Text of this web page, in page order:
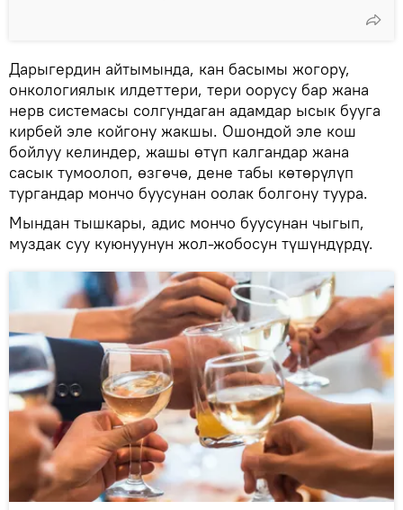
Дарыгердин айтымында, кан басымы жогору,
онкологиялык илдеттери, тери оорусу бар жана
нерв системасы солгундаган адамдар ысык бууга
кирбей эле койгону жакшы. Ошондой эле кош
бойлуу келиндер, жашы өтүп калгандар жана
сасык тумоолоп, өзгөчө, дене табы көтөрүлүп
тургандар мончо буусунан оолак болгону туура.
Мындан тышкары, адис мончо буусунан чыгып,
муздак суу куюнуунун жол-жобосун түшүндүрдү.